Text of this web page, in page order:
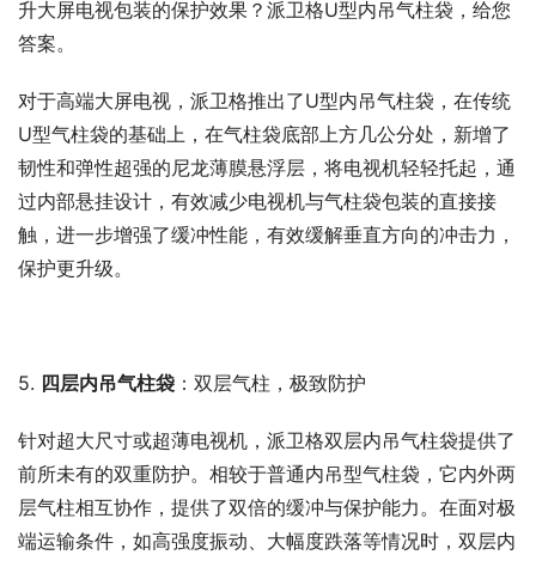
升大屏电视包装的保护效果？派卫格U型内吊气柱袋，给您
答案。
对于高端大屏电视，派卫格推出了U型内吊气柱袋，在传统
U型气柱袋的基础上，在气柱袋底部上方几公分处，新增了
韧性和弹性超强的尼龙薄膜悬浮层，将电视机轻轻托起，通
过内部悬挂设计，有效减少电视机与气柱袋包装的直接接
触，进一步增强了缓冲性能，有效缓解垂直方向的冲击力，
保护更升级。
5. 四层内吊气柱袋 ：双层气柱，极致防护
针对超大尺寸或超薄电视机，派卫格双层内吊气柱袋提供了
前所未有的双重防护。相较于普通内吊型气柱袋，它内外两
层气柱相互协作，提供了双倍的缓冲与保护能力。在面对极
端运输条件，如高强度振动、大幅度跌落等情况时，双层内